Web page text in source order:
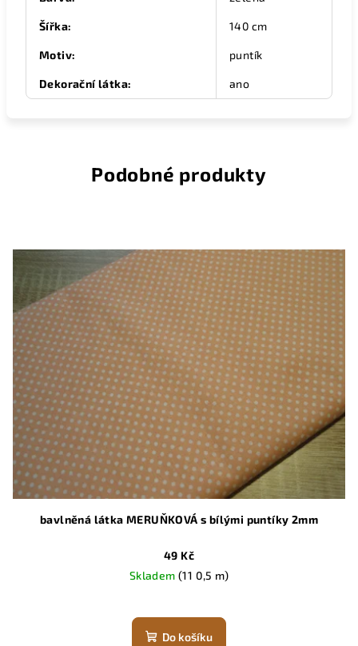
Šířka: 140 cm
Motiv: puntík
Dekorační látka: ano
Podobné produkty
bavlněná látka MERUŇKOVÁ s bílými puntíky 2mm
49 Kč
Skladem(11 0,5 m)
Do košíku